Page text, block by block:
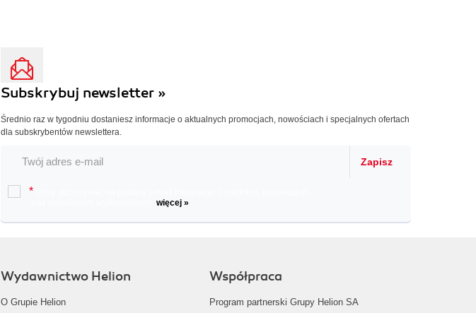
Subskrybuj newsletter »
Średnio raz w tygodniu dostaniesz informacje o aktualnych promocjach, nowościach i specjalnych ofertach
dla subskrybentów newslettera.
Zapisz
*
więcej »
Wydawnictwo Helion
O Grupie Helion
Współpraca
Program partnerski Grupy Helion SA